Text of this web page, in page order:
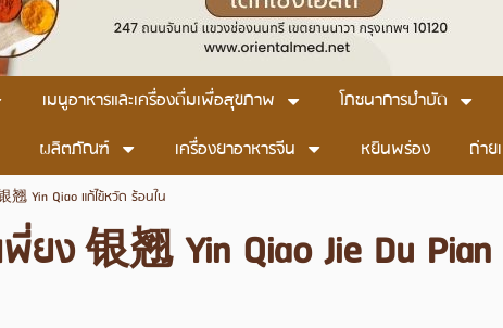
เมนูอาหารและเครื่องดื่มเพื่อสุขภาพ
โภชนาการบำบัด
ผลิตภัณฑ์ เครื่องยาอาหารจีน หยินพร่อง ถ่าย
翘 Yin Qiao แก้ไข้หวัด ร้อนใน
ยง 银翘 Yin Qiao Jie Du Pian